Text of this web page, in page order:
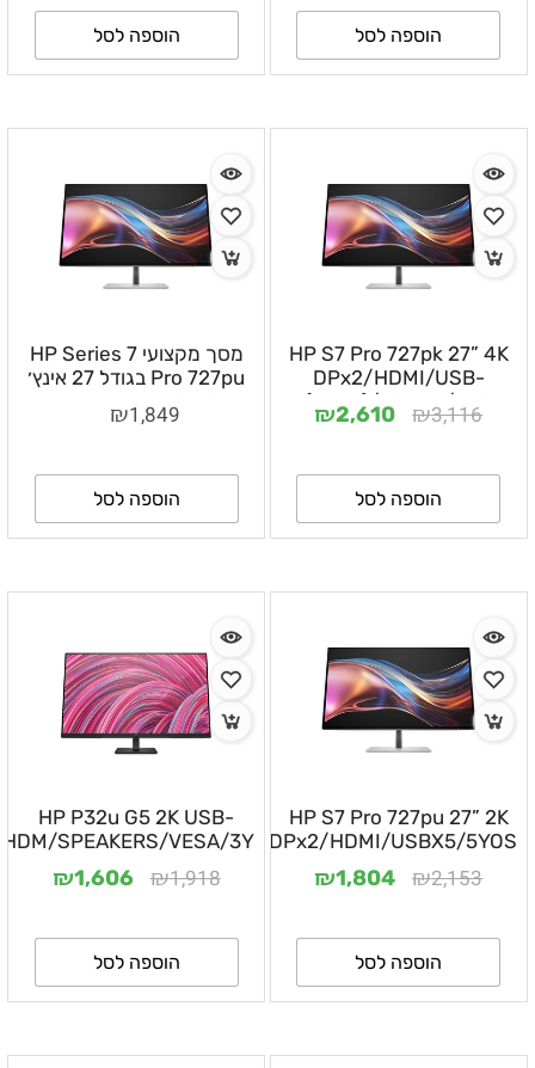
הוספה לסל הוספה לסל
HP S7 Pro 727pk 27” 4K
DPx2/HDMI/USB-
C(100W)/USBX5/5YOS
₪3,116
₪2,610
הוספה לסל
מסך מקצועי HP Series 7
Pro 727pu בגודל 27 אינץ׳
₪1,849
הוספה לסל
HP S7 Pro 727pu 27” 2K
DPx2/HDMI/USBX5/5YOS
₪2,153
₪1,804
הוספה לסל
HP P32u G5 2K USB-
SPEAKERS/VESA/3Y
₪1,918
₪1,606
הוספה לסל